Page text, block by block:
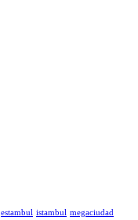
estambul istambul megaciudad